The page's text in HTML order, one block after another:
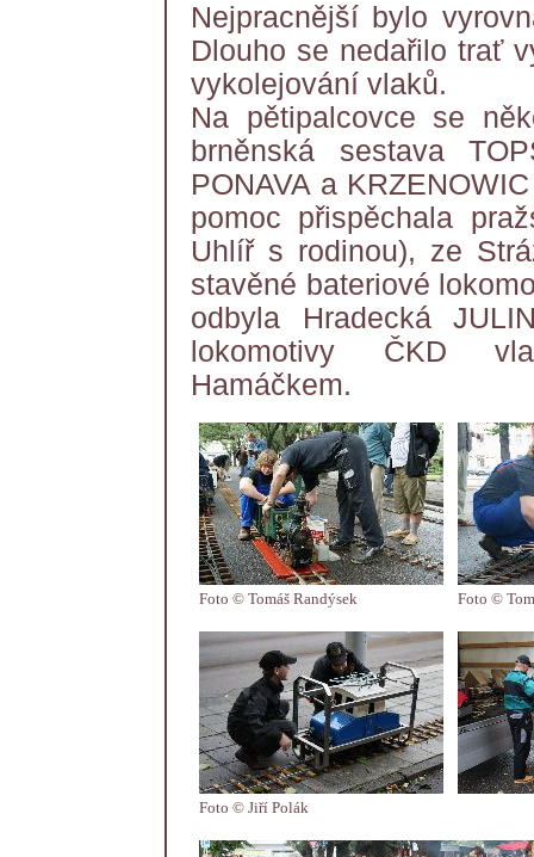
Nejpracnější bylo
Dlouho se nedařilo trať
vykolejování vlaků.
Na pětipalcovce se
brněnská sestava
PONAVA a
pomoc přispěchala
Uhlíř s rodinou), ze
stavěné bateriové
odbyla Hradecká
lokomotivy ČKD
Hamáčkem.
Foto © Tomáš Randýsek Foto ©
Foto © Jiří Polák